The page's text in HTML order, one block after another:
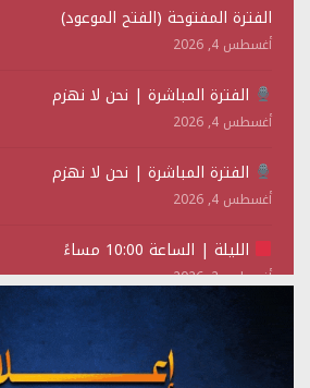
الفترة المفتوحة (الفتح الموعود)
أغسطس 4, 2026
الفترة المباشرة | نحن لا نهزم
أغسطس 4, 2026
الفترة المباشرة | نحن لا نهزم
أغسطس 4, 2026
الليلة | الساعة 10:00 مساءً
أغسطس 2, 2026
تستمعون لبرنامج (حدث في مثل هذا اليوم)